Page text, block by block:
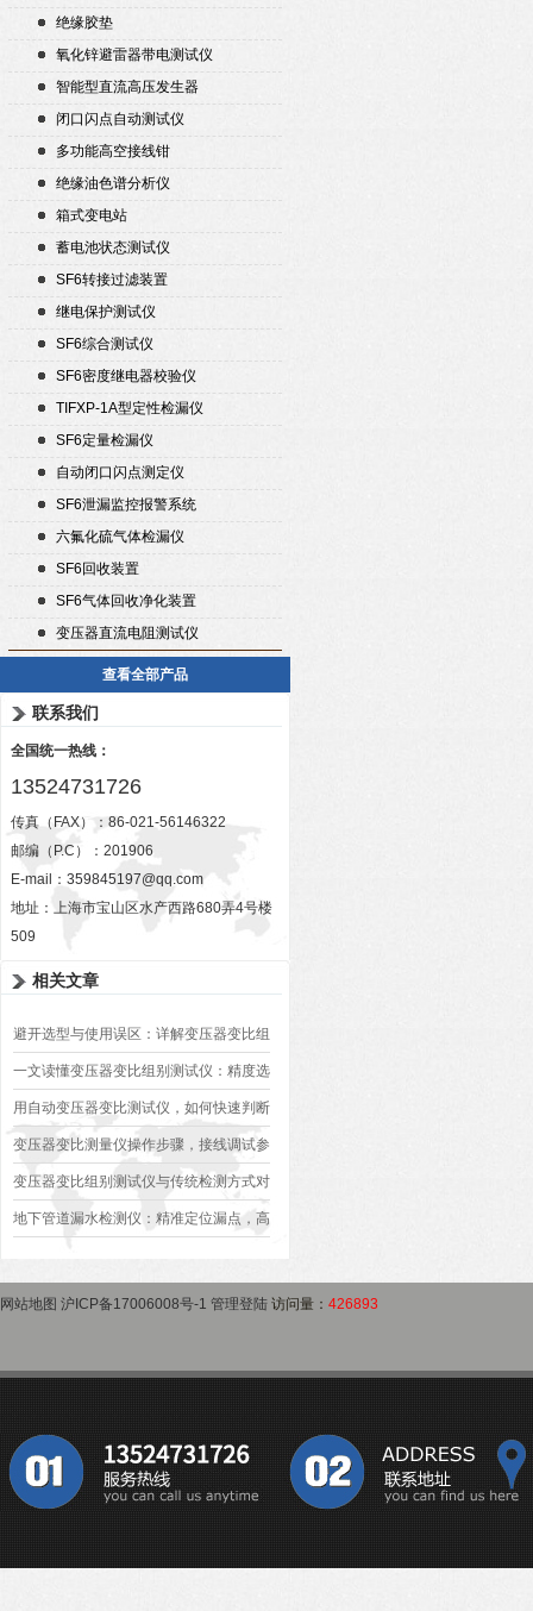
绝缘胶垫
氧化锌避雷器带电测试仪
智能型直流高压发生器
闭口闪点自动测试仪
多功能高空接线钳
绝缘油色谱分析仪
箱式变电站
蓄电池状态测试仪
SF6转接过滤装置
继电保护测试仪
SF6综合测试仪
SF6密度继电器校验仪
TIFXP-1A型定性检漏仪
SF6定量检漏仪
自动闭口闪点测定仪
SF6泄漏监控报警系统
六氟化硫气体检漏仪
SF6回收装置
SF6气体回收净化装置
变压器直流电阻测试仪
查看全部产品
联系我们
全国统一热线：
13524731726
传真（FAX）：86-021-56146322
邮编（P.C）：201906
E-mail： 359845197@qq.com
地址：上海市宝山区水产西路680弄4号楼
509
相关文章
避开选型与使用误区：详解变压器变比组
别测试仪的日常校准方法、常见组别识别
异常排查方案
一文读懂变压器变比组别测试仪：精度选
型、接线规范、报告生成全流程标准化操
作指南
用自动变压器变比测试仪，如何快速判断
变压器是否合格？
变压器变比测量仪操作步骤，接线调试参
数设定变比测试数据保存使用教程
变压器变比组别测试仪与传统检测方式对
比：精度、速度与安全性深度分析
地下管道漏水检测仪：精准定位漏点，高
网站地图 沪ICP备17006008号-1 管理登陆 访问量： 426893